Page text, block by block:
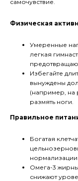
самочувствие.
Физическая
Умеренные
легкая
Избегайте
вынуждены
(например, на
размять ноги.
Правильное
Богатая
Омега-3
снижают